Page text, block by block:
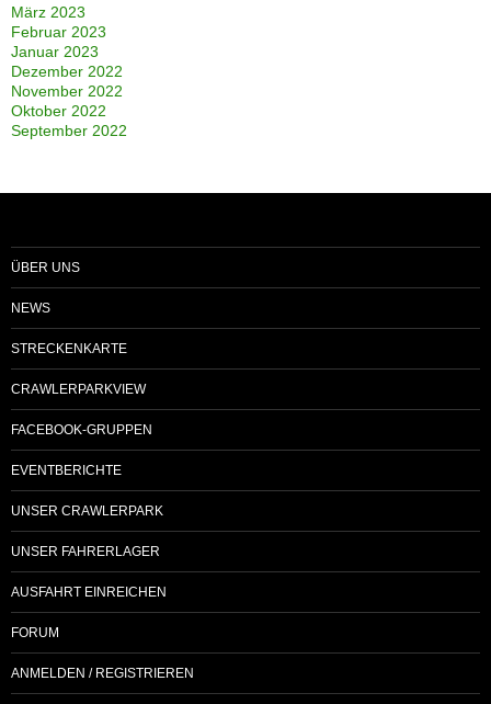
März 2023
Februar 2023
Januar 2023
Dezember 2022
November 2022
Oktober 2022
September 2022
ÜBER UNS
NEWS
STRECKENKARTE
CRAWLERPARKVIEW
FACEBOOK-GRUPPEN
EVENTBERICHTE
UNSER CRAWLERPARK
UNSER FAHRERLAGER
AUSFAHRT EINREICHEN
FORUM
ANMELDEN / REGISTRIEREN